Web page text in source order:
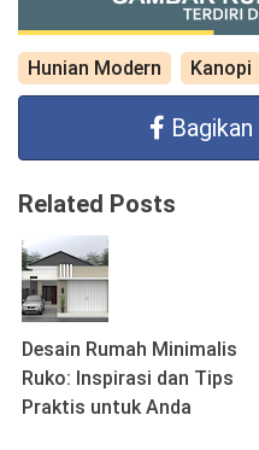
Hunian Modern Kanopi
Related Posts
Desain Rumah Minimalis
Ruko: Inspirasi dan Tips
Praktis untuk Anda